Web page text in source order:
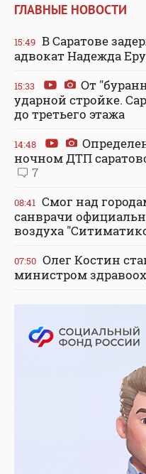
ГЛАВНЫЕ НОВОСТИ
15:49 В Саратове
адвокат Надежда
15:33
От
ударной стройке.
до третьего этажа
14:48
ночном ДТП
7
08:41 Смог над
санврачи
воздуха
07:50 Олег Костин
министром